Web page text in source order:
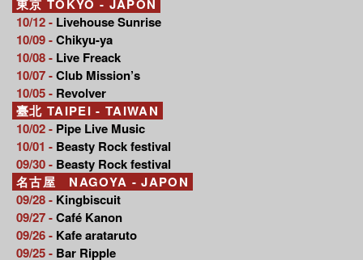
東京 TOKYO - JAPON
10/12 - Livehouse Sunrise
10/09 -Chikyu-ya
10/08 - Live Freack
10/07 -Club Mission’s
10/05 - Revolver
臺北 TAIPEI - TAIWAN
10/02 - Pipe Live Music
10/01 - Beasty Rock festival
09/30 - Beasty Rock festival
名古屋 NAGOYA - JAPON
09/28 - Kingbiscuit
09/27 -Café Kanon
09/26 - Kafe arataruto
09/25 - Bar Ripple